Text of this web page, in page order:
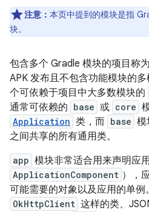
注意： 本页中提到的模块是指
块。
包含多个 Gradle 模块的项目称
APK 发布且不包含功能模块的
个可依赖于项目中大多数模块的
通常可依赖的 base 或 core
Application 类，而 base 模
之间共享的所有通用类。
app 模块非常适合用来声明应
ApplicationComponent ），
可能需要的对象以及应用的单例
OkHttpClient 这样的类、